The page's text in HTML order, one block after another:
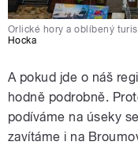
Orlické hory a oblíbený
Hocka
A pokud jde o náš
hodně podrobně.
podíváme na úseky
zavítáme i na